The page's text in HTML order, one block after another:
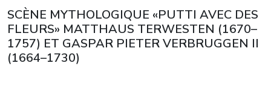
SCÈNE MYTHOLOGIQUE «PUTTI AVEC DES
FLEURS» MATTHAUS TERWESTEN (1670–
1757) ET GASPAR PIETER VERBRUGGEN II
(1664–1730)